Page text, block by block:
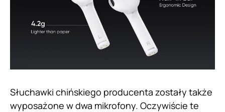
Słuchawki chińskiego producenta zostały także
wyposażone w dwa mikrofony. Oczywiście te